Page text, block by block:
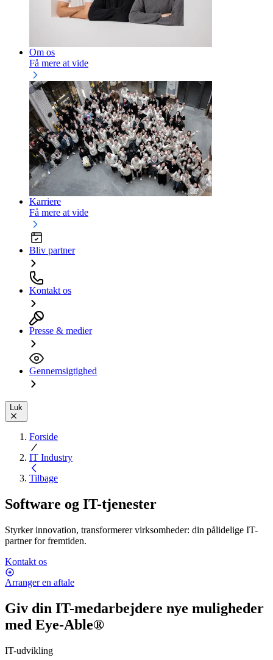
Om os
Få mere at vide
Karriere
Få mere at vide
Bliv partner
Kontakt os
Presse & medier
Gennemsigtighed
Luk
Forside
IT Industry
Tilbage
Software og IT-tjenester
Styrker innovation, transformerer virksomheder: din pålidelige IT-
partner for fremtiden.
Kontakt os
Arranger en aftale
Giv din IT-medarbejdere nye muligheder
med Eye-Able®
IT-udvikling